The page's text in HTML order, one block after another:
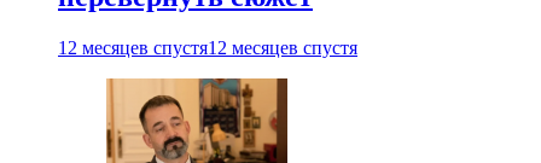
12 месяцев спустя12 месяцев спустя